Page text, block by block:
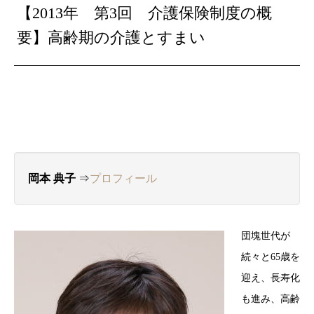
【2013年第3回 介護保険制度の概
要】高齢期の介護とすまい
岡本 典子 ⇒プロフィール
団塊世代が
続々と65歳を
迎え、長寿化
も進み、高齢